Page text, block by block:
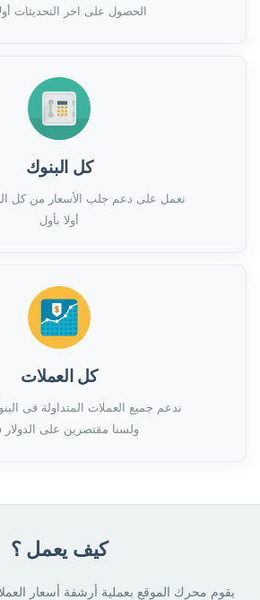
الحصول على اخر التحديثات
كل البنوك
نعمل على دعم جلب الأسعار من كل
أولا بأول
كل العملات
ندعم جميع العملات المتداولة فى
ولسنا مقتصرين على
كيف يعمل ؟
يقوم محرك الموقع بعملية أرشفة أسعار